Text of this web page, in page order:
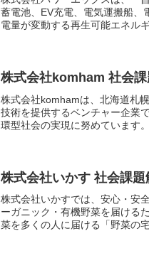
蓄電池、EV充電、電気運搬船、
電量が変動する再生可能エネル
株式会社komham 社会
株式会社komhamは、北海道札
技術を提供するベンチャー企業
環型社会の実現に努めています
株式会社いかす 社会課題
株式会社いかすでは、安心・安
ーガニック・有機野菜を届ける
菜を多くの人に届ける「野菜の